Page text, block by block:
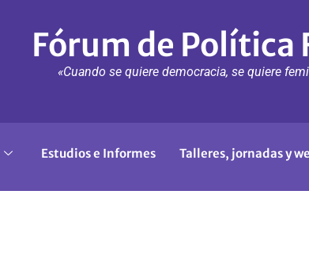
Fórum de Política
«Cuando se quiere democracia, se quiere
Estudios e Informes Talleres, jornadas y